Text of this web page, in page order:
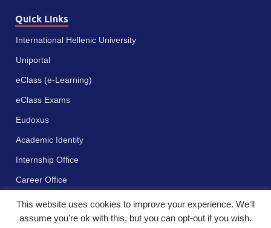
Quick Links
International Hellenic University
Uniportal
eClass (e-Learning)
eClass Exams
Eudoxus
Academic Identity
Internship Office
Career Office
This website uses cookies to improve your experience. We'll
assume you're ok with this, but you can opt-out if you wish.